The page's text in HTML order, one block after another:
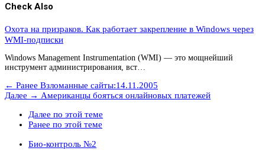
Check Also
Охота на призраков. Как работает закрепление в Windows через
WMI-подписки
Windows Management Instrumentation (WMI) — это мощнейший
инструмент администрирования, вст…
← Ранее Взломанные сайты:14.11.2005
Далее → Американцы бояться онлайновых платежей
Далее по этой теме
Ранее по этой теме
Био-контроль №2